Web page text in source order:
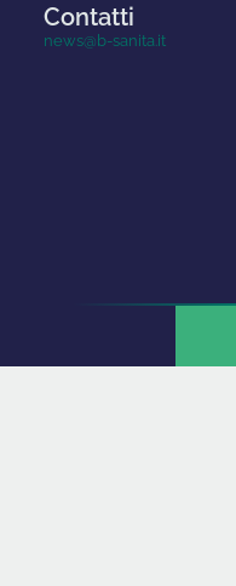
Contatti
news@b-sanita.it